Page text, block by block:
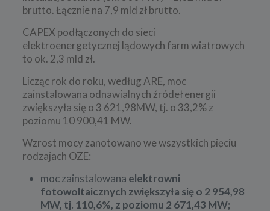
brutto. Łącznie na 7,9 mld zł brutto.
CAPEX podłączonych do sieci
elektroenergetycznej lądowych farm wiatrowych
to ok. 2,3 mld zł.
Licząc rok do roku, według ARE, moc
zainstalowana odnawialnych źródeł energii
zwiększyła się o 3 621,98MW, tj. o 33,2% z
poziomu 10 900,41 MW.
Wzrost mocy zanotowano we wszystkich pięciu
rodzajach OZE:
moc zainstalowana elektrowni
fotowoltaicznych zwiększyła się o 2 954,98
MW, tj. 110,6%, z poziomu 2 671,43 MW;